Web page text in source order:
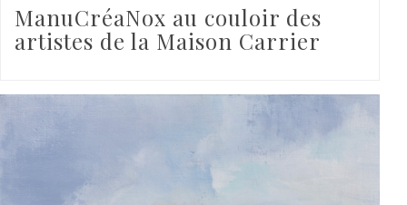
ManuCréaNox au couloir des
artistes de la Maison Carrier